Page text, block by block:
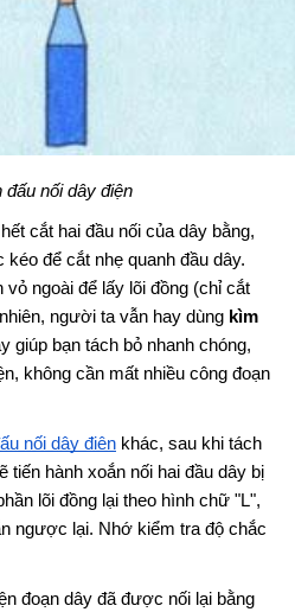
đấu nối dây điện
cắt hai đầu nối của dây bằng,
để cắt nhẹ quanh đầu dây.
ngoài để lấy lõi đồng (chỉ cắt
người ta vẫn hay dùng kìm
giúp bạn tách bỏ nhanh chóng,
không cần mất nhiều công đoạn
nối dây điện khác, sau khi tách
tiến hành xoắn nối hai đầu dây bị
lõi đồng lại theo hình chữ "L",
ngược lại. Nhớ kiểm tra độ chắc
đoạn dây đã được nối lại bằng